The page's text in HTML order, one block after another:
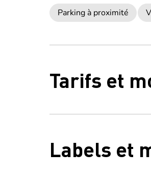
Parking à proximité
Tarifs et
Labels et